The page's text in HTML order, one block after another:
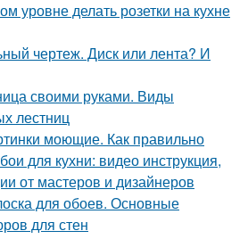
уровне делать розетки на кухне
чертеж. Диск или лента? И
своими руками. Виды
лестниц
моющие. Как правильно
для кухни: видео инструкция,
от мастеров и дизайнеров
для обоев. Основные
для стен